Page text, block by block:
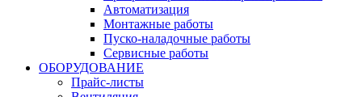
Автоматизация
Монтажные работы
Пуско-наладочные работы
Сервисные работы
ОБОРУДОВАНИЕ
Прайс-листы